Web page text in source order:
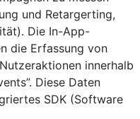
und Retargerting,
Die In-App-
die Erfassung von
innerhalb
Diese Daten
SDK (Software